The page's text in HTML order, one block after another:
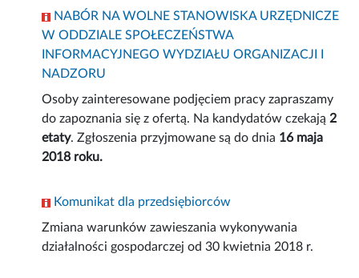
NABÓR NA WOLNE STANOWISKA URZĘDNICZE
W ODDZIALE SPOŁECZEŃSTWA
INFORMACYJNEGO WYDZIAŁU ORGANIZACJI I
NADZORU
Osoby zainteresowane podjęciem pracy zapraszamy
do zapoznania się z ofertą. Na kandydatów czekają2
etaty. Zgłoszenia przyjmowane są do dnia 16 maja
2018 roku.
Komunikat dla przedsiębiorców
Zmiana warunków zawieszania wykonywania
działalności gospodarczej od 30 kwietnia 2018 r.